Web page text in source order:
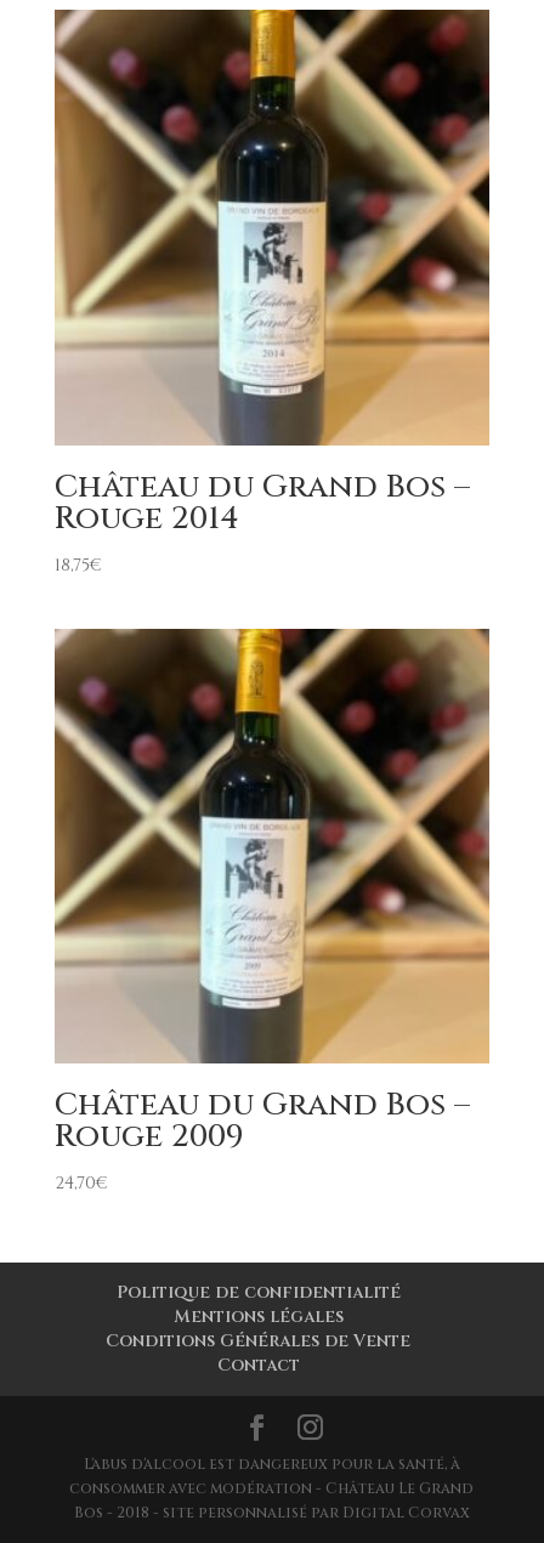
Château du Grand Bos –
Rouge 2014
18,75€
Château du Grand Bos –
Rouge 2009
24,70€
Politique de confidentialité
Mentions légales
Conditions Générales de Vente
Contact
L'abus d'alcool est dangereux pour la santé, à
consommer avec modération - Château Le Grand
Bos - 2018 - site personnalisé par Digital Corvax